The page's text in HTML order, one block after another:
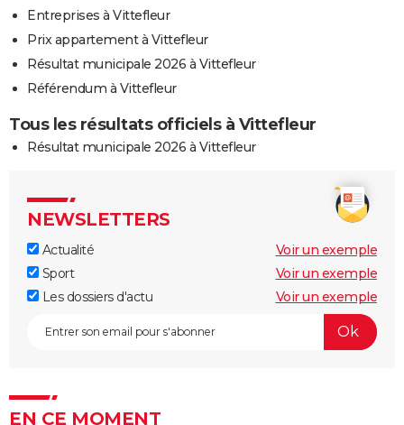
Entreprises à Vittefleur
Prix appartement à Vittefleur
Résultat municipale 2026 à Vittefleur
Référendum à Vittefleur
Tous les résultats officiels à Vittefleur
Résultat municipale 2026 à Vittefleur
NEWSLETTERS
Actualité
Voir un exemple
Sport
Voir un exemple
Les dossiers d'actu
Voir un exemple
EN CE MOMENT